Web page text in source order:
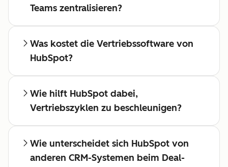
Teams zentralisieren?
Was kostet die Vertriebssoftware von
HubSpot?
Wie hilft HubSpot dabei,
Vertriebszyklen zu beschleunigen?
Wie unterscheidet sich HubSpot von
anderen CRM-Systemen beim Deal-